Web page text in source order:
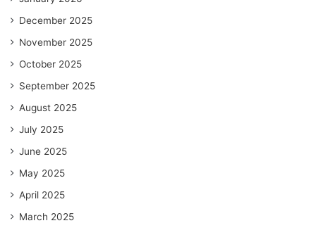
December 2025
November 2025
October 2025
September 2025
August 2025
July 2025
June 2025
May 2025
April 2025
March 2025